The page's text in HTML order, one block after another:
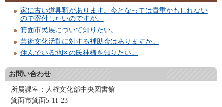
家に古い道具類があります。今となっては貴重かもしれない
ので寄付したいのですが。
箕面市民展について知りたい。
芸術文化活動に対する補助金はありますか。
住んでいる地区の氏神様を知りたい。
お問い合わせ
所属課室：人権文化部中央図書館
箕面市箕面5-11-23